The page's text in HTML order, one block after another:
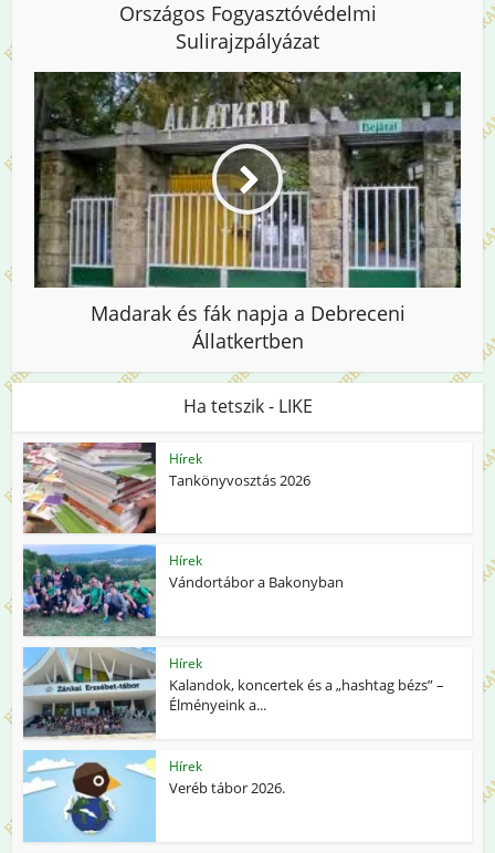
Országos Fogyasztóvédelmi
Sulirajzpályázat
Madarak és fák napja a Debreceni
Állatkertben
Ha tetszik - LIKE
Hírek
Tankönyvosztás 2026
Hírek
Vándortábor a Bakonyban
Hírek
Kalandok, koncertek és a „hashtag bézs” –
Élményeink a...
Hírek
Veréb tábor 2026.